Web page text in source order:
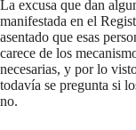
La excusa que dan
manifestada en el
asentado que esas
carece de los
necesarias, y por lo
todavía se pregunta si
no.